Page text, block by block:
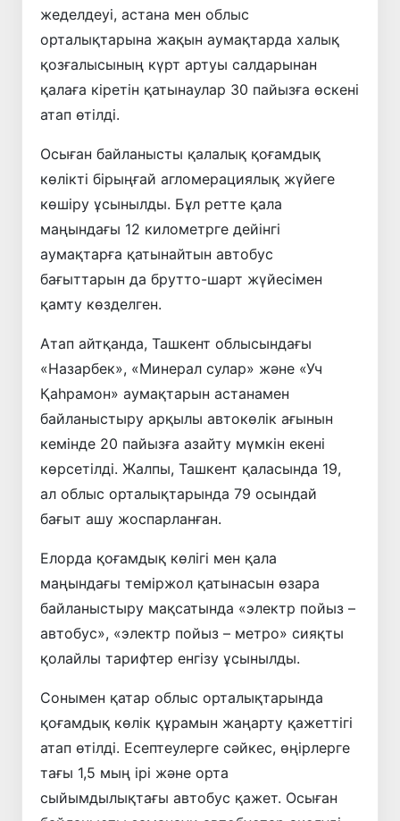
жеделдеуі, астана мен облыс
орталықтарына жақын аумақтарда халық
қозғалысының күрт артуы салдарынан
қалаға кіретін қатынаулар 30 пайызға өскені
атап өтілді.
Осыған байланысты қалалық қоғамдық
көлікті бірыңғай агломерациялық жүйеге
көшіру ұсынылды. Бұл ретте қала
маңындағы 12 километрге дейінгі
аумақтарға қатынайтын автобус
бағыттарын да брутто-шарт жүйесімен
қамту көзделген.
Атап айтқанда, Ташкент облысындағы
«Назарбек», «Минерал сулар» және «Уч
Қаһрамон» аумақтарын астанамен
байланыстыру арқылы автокөлік ағынын
кемінде 20 пайызға азайту мүмкін екені
көрсетілді. Жалпы, Ташкент қаласында 19,
ал облыс орталықтарында 79 осындай
бағыт ашу жоспарланған.
Елорда қоғамдық көлігі мен қала
маңындағы теміржол қатынасын өзара
байланыстыру мақсатында «электр пойыз –
автобус», «электр пойыз – метро» сияқты
қолайлы тарифтер енгізу ұсынылды.
Сонымен қатар облыс орталықтарында
қоғамдық көлік құрамын жаңарту қажеттігі
атап өтілді. Есептеулерге сәйкес, өңірлерге
тағы 1,5 мың ірі және орта
сыйымдылықтағы автобус қажет. Осыған